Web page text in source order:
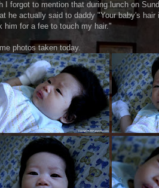
I forgot to mention that during lunch on
he actually said to daddy "Your baby's
him for a fee to touch my hair."
photos taken today.